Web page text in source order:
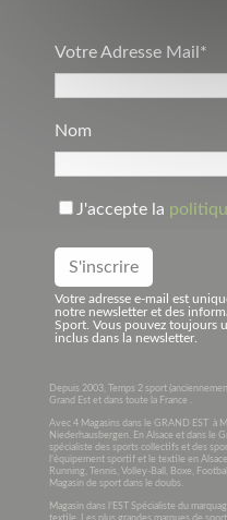
Votre Adresse Mail*
Nom
J'accepte la
Votre adresse e-mail est
notre newsletter et des
Sport. Vous pouvez toujours
inclus dans la newsletter.
Depuis 2003, Temps 2 sport
Grand Est et dans toute la France .
Avec 4 Magasins dans le GRAND EST à
Niederhausbergen. En Alsace et dans le
spécialiste des sports collectifs et des
l’équipement sportif et le textile en
Running, Tennis, Volley-Ball, Boxe,
Magasin de sport dans le doubs.
Magasin dans l’EST Spécialiste du